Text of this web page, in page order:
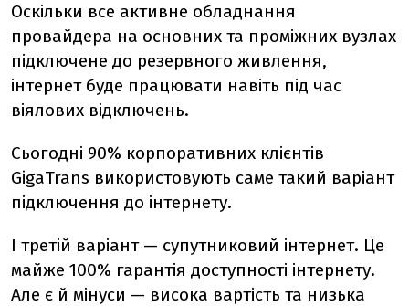
Оскільки все активне обладнання
провайдера на основних та проміжних вузлах
підключене до резервного живлення,
інтернет буде працювати навіть під час
віялових відключень.
Сьогодні 90% корпоративних клієнтів
GigaTrans використовують саме такий варіант
підключення до інтернету.
І третій варіант — супутниковий інтернет. Це
майже 100% гарантія доступності інтернету.
Але є й мінуси — висока вартість та низька